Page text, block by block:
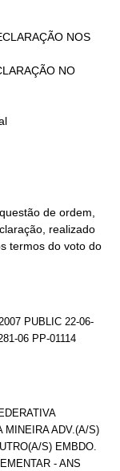
NOS
de ordem,
realizado
termos do voto do
PUBLIC 22-06-
06 PP-01114
MINEIRA ADV.(A/S)
S) EMBDO.
- ANS